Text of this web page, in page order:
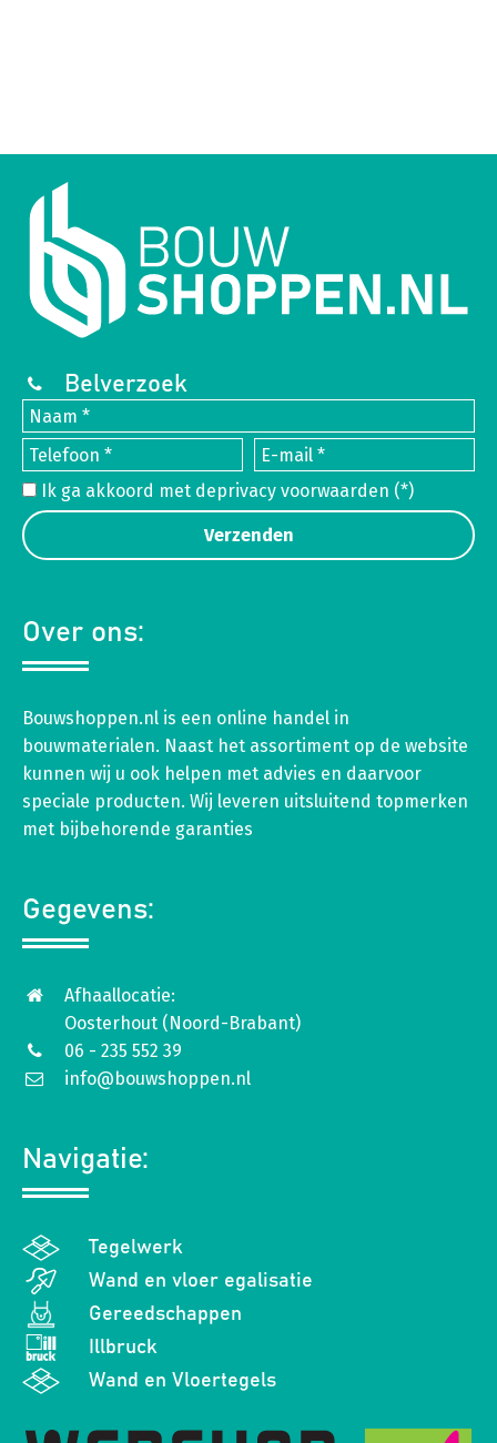
Belverzoek
Ik ga akkoord met deprivacy voorwaarden (*)
Over ons:
Bouwshoppen.nl is een online handel in
bouwmaterialen. Naast het assortiment op de website
kunnen wij u ook helpen met advies en daarvoor
speciale producten. Wij leveren uitsluitend topmerken
met bijbehorende garanties
Gegevens:
Afhaallocatie:
Oosterhout (Noord-Brabant)
06 - 235 552 39
info@bouwshoppen.nl
Navigatie:
Tegelwerk
Wand en vloer egalisatie
Gereedschappen
Illbruck
Wand en Vloertegels